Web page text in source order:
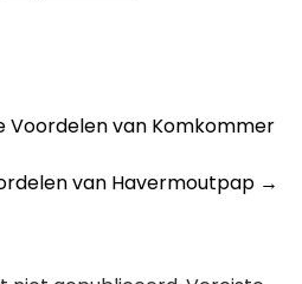
Voordelen van Komkommer
van Havermoutpap →